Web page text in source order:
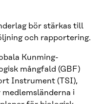
bör stärkas till
och rapportering.
Kunming-
mångfald (GBF)
Instrument (TSI),
i